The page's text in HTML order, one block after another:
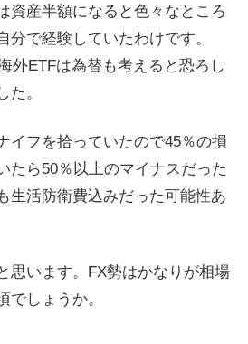
資産半額になると色々なところ
分で経験していたわけです。
外ETFは為替も考えると恐ろし
た。
イフを拾っていたので45％の損
たら50％以上のマイナスだった
生活防衛費込みだった可能性あ
思います。FX勢はかなりが相場
でしょうか。